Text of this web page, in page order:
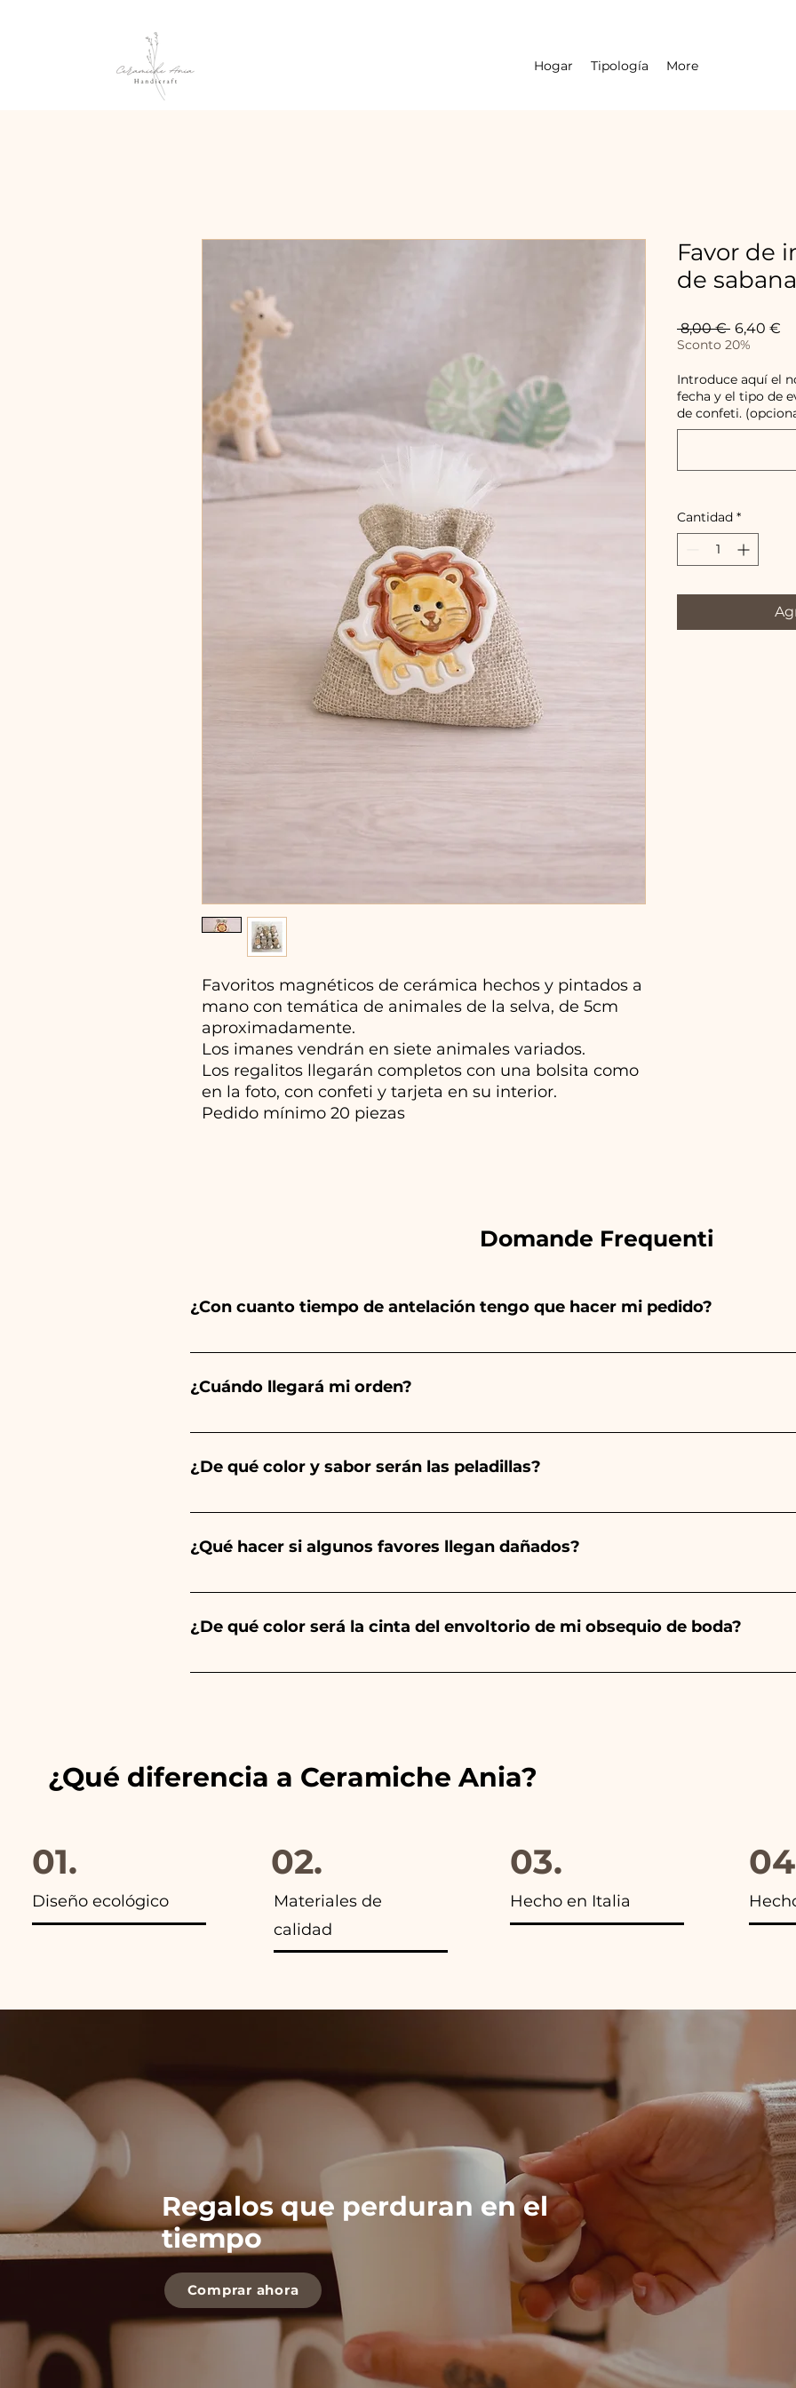
Hogar Tipología More
Favoritos magnéticos de cerámica hechos y pintados a
mano con temática de animales de la selva, de 5cm
aproximadamente.
Los imanes vendrán en siete animales variados.
Los regalitos llegarán completos con una bolsita como
en la foto, con confeti y tarjeta en su interior.
Pedido mínimo 20 piezas
Favor de
de sabana
8,00 € Precio
6,40 €
Sconto 20%
Introduce aquí el
fecha y el tipo de
de confeti.
Cantidad *
Domande Frequenti
¿Con cuanto tiempo de antelación tengo que hacer mi pedido?
Ceramiche Ania crea y pinta totalmente a mano, ¡por lo que su creación lleva
tu evento es antes de los horarios indicados, ¡contáctanos para solicitar información
¿Cuándo llegará mi orden?
Se garantiza la recepción del pedido 10/15 días antes del evento.
¿De qué color y sabor serán las peladillas?
El sabor de las peladillas siempre será almendrado, el color varía según el tipo de
Comunión, Confirmación y Boda será de color blanco. - Para Graduación, será Rojo
¿Qué hacer si algunos favores llegan dañados?
Llevamos muchos años en el sector y sabemos cuidar tus pedidos pero si algo se
¿De qué color será la cinta del envoltorio de mi obsequio de boda?
Siempre combinamos los colores de las cintas con los colores del detalle de boda
¿Qué diferencia a Ceramiche Ania?
01.
Diseño ecológico
02.
Materiales de
calidad
03.
Hecho en Italia
Regalos que perduran en el
tiempo
Comprar ahora